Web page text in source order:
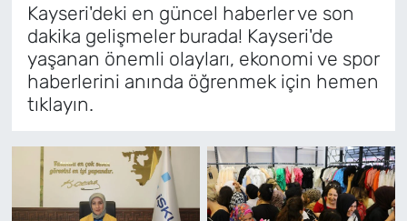
Kayseri'deki en güncel haberler ve son
dakika gelişmeler burada! Kayseri'de
yaşanan önemli olayları, ekonomi ve spor
haberlerini anında öğrenmek için hemen
tıklayın.